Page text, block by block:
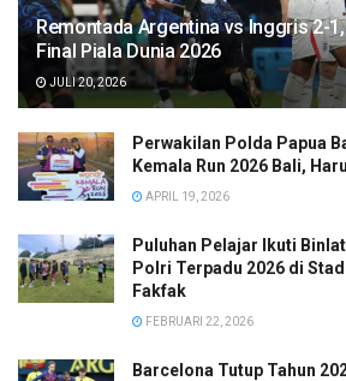
Remontada Argentina vs Inggris 2-
Final Piala Dunia 2026
JULI 20, 2026
Perwakilan Polda Papua
Kemala Run 2026 Bali,
APRIL 19, 2026
Puluhan Pelajar Ikuti
Polri Terpadu 2026 di
Fakfak
FEBRUARI 22, 2026
Barcelona Tutup Tahun